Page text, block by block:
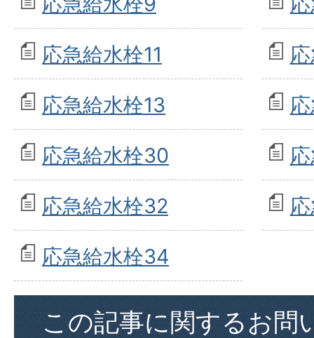
応急給水栓11
応急給水栓13
応急給水栓30
応急給水栓32
応急給水栓34
この記事に関するお問